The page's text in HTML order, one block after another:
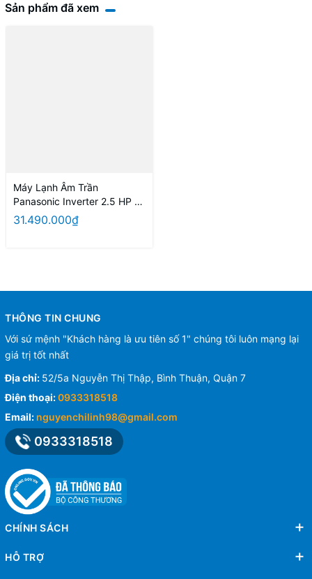
Sản phẩm đã xem
Máy Lạnh Âm Trần
Panasonic Inverter 2.5 HP S-
2430PU3H/U-30PR1H5 +
CZ-KPU3H Chính Hãng
31.490.000₫
THÔNG TIN CHUNG
Với sứ mệnh "Khách hàng là ưu tiên số 1" chúng tôi luôn mạng lại
giá trị tốt nhất
Địa chỉ: 52/5a Nguyễn Thị Thập, Bình Thuận, Quận 7
Điện thoại:0933318518
Email: nguyenchilinh98@gmail.com
0933318518
CHÍNH SÁCH
HỖ TRỢ